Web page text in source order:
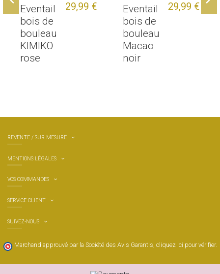
Eventail
bois de
bouleau
KIMIKO
rose
29,99 €
Eventail
bois de
bouleau
Macao
noir
29,99 €
Eventail
bois de
bouleau
PAJARO
REVENTE / SUR MESURE
MENTIONS LÉGALES
VOS COMMANDES
SERVICE CLIENT
Marchand approuvé par la Société des Avis Garantis, cliquez ici pour vérifier.
SUIVEZ-NOUS